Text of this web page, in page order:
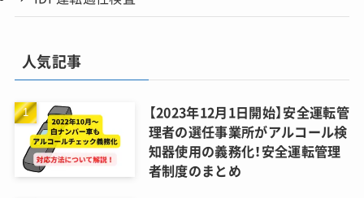
人気記事
【2023年12月1日開始】安全運転管
理者の選任事業所がアルコール検
知器使用の義務化！安全運転管理
者制度のまとめ